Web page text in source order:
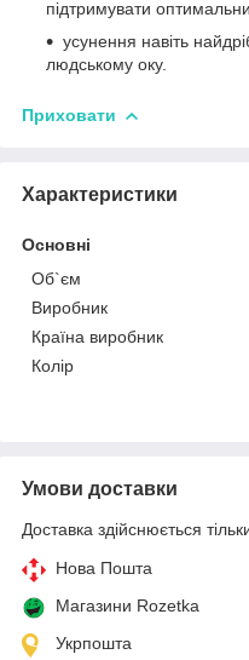
підтримувати
усунення навіть
людському оку.
Приховати
Характеристики
Основні
Об`єм
Виробник
Країна виробник
Колір
Умови доставки
Доставка здійснюється
Нова Пошта
Магазини Rozetka
Укрпошта